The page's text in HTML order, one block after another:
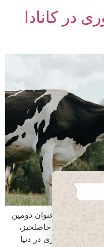
در کانادا
کانادا به عنوان دومین
و زمین‌های حاصلخیز،
و دامپروری در دنیا